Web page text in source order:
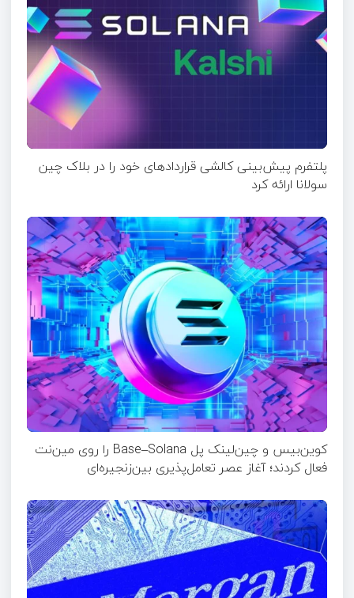
پلتفرم پیش‌بینی کالشی قراردادهای خود را در بلاک چین
سولانا ارائه کرد
کوین‌بیس و چین‌لینک پل Base–Solana را روی مین‌نت
فعال کردند؛ آغاز عصر تعامل‌پذیری بین‌زنجیره‌ای